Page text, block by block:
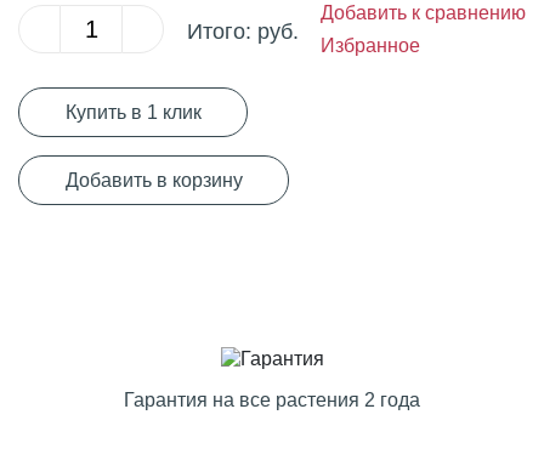
Итого: руб.
Добавить к сравнению
Избранное
Купить в 1 клик
Добавить в корзину
Гарантия на все растения 2 года